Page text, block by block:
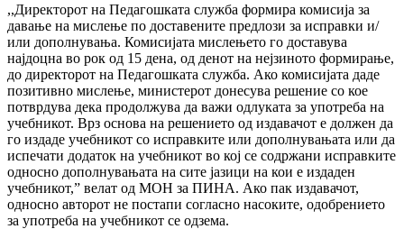
,,Директорот на Педагошката служба формира комисија за
давање на мислење по доставените предлози за исправки и/
или дополнувања. Комисијата мислењето го доставува
најдоцна во рок од 15 дена, од денот на нејзиното формирање,
до директорот на Педагошката служба. Ако комисијата даде
позитивно мислење, министерот донесува решение со кое
потврдува дека продолжува да важи одлуката за употреба на
учебникот. Врз основа на решението од издавачот е должен да
го издаде учебникот со исправките или дополнувањата или да
испечати додаток на учебникот во кој се содржани исправките
односно дополнувањата на сите јазици на кои е издаден
учебникот,” велат од МОН за ПИНА. Ако пак издавачот,
односно авторот не постапи согласно насоките, одобрението
за употреба на учебникот се одзема.